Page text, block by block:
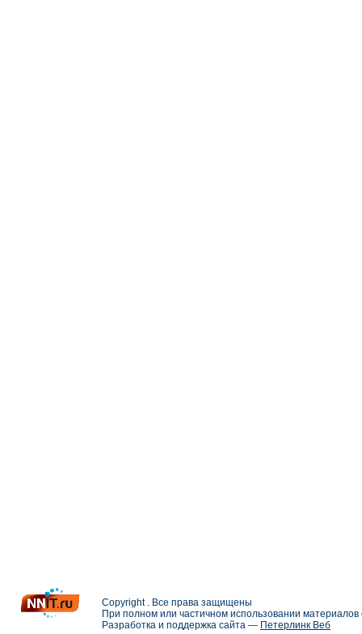
Copyright . Все права защищены
При полном или частичном использовании
Разработка и поддержка сайта — Петерлинк Веб